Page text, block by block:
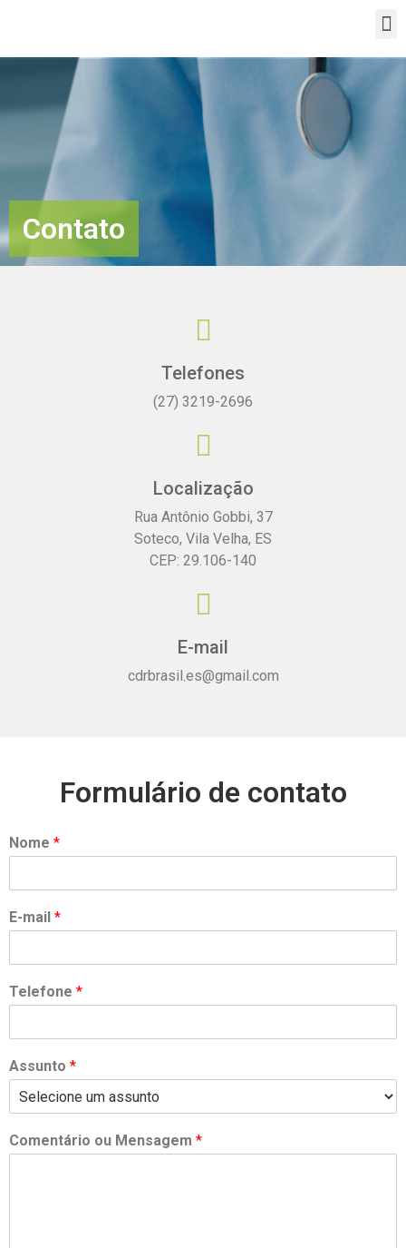
Contato
Telefones
(27) 3219-2696
Localização
Rua Antônio Gobbi, 37
Soteco, Vila Velha, ES
CEP: 29.106-140
E-mail
cdrbrasil.es@gmail.com
Formulário de contato
Nome *
E-mail *
Telefone *
Assunto *
Comentário ou Mensagem *